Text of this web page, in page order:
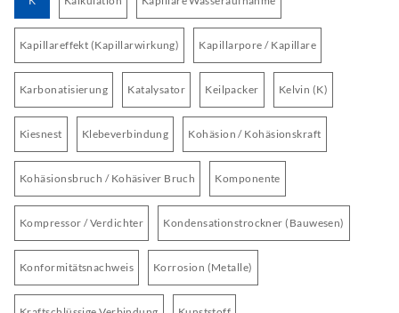
Kapillareffekt (Kapillarwirkung) Kapillarpore / Kapillare
Karbonatisierung Katalysator Keilpacker Kelvin (K)
Kiesnest Klebeverbindung Kohäsion / Kohäsionskraft
Kohäsionsbruch / Kohäsiver Bruch Komponente
Kompressor / Verdichter Kondensationstrockner (Bauwesen)
Konformitätsnachweis Korrosion (Metalle)